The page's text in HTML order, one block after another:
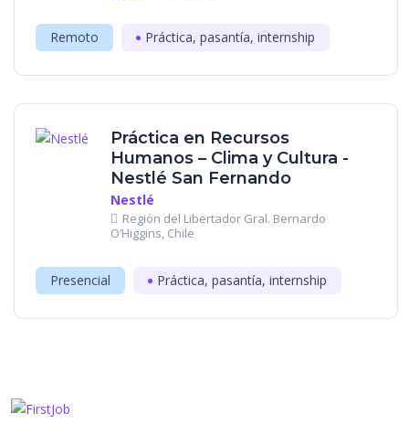
Remoto Práctica, pasantía, internship
Práctica en Recursos
Humanos – Clima y Cultura -
Nestlé San Fernando
Nestlé
Región del Libertador Gral. Bernardo
O’Higgins, Chile
Presencial Práctica, pasantía, internship